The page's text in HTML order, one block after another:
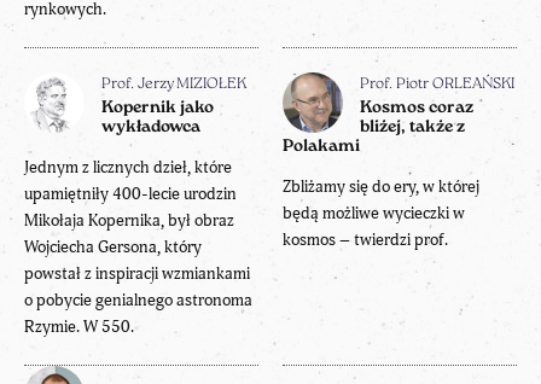
rynkowych.
Prof. Jerzy MIZIOŁEK
Kopernik jako
wykładowca
Jednym z licznych dzieł, które
upamiętniły 400-lecie urodzin
Mikołaja Kopernika, był obraz
Wojciecha Gersona, który
powstał z inspiracji wzmiankami
o pobycie genialnego astronoma
Rzymie. W 550.
Prof. Piotr ORLEAŃSKI
Kosmos coraz
bliżej, także z
Polakami
Zbliżamy się do ery, w której
będą możliwe wycieczki w
kosmos – twierdzi prof.